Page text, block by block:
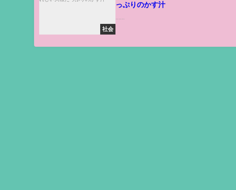
社会
っぷりのかす汁